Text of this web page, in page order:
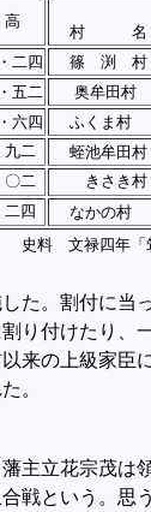
村 名
二四 篠 渕 村
五二
奥牟田村
六四
ふくま村
九二
蛭池牟田村
〇二
きさき村
四
なかの村
史料 文禄四年「
た。割付に当
り付けたり、
来の上級家臣
。
主立花宗茂は
戦という。思